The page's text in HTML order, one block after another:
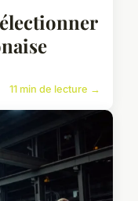
11 min de lecture →